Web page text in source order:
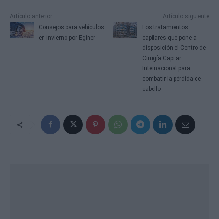
Artículo anterior
Consejos para vehículos
en invierno por Eginer
Artículo siguiente
Los tratamientos
capilares que pone a
disposición el Centro de
Cirugía Capilar
Internacional para
combatir la pérdida de
cabello